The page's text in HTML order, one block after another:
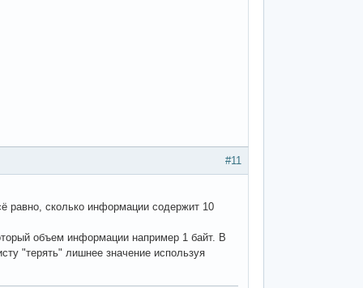
#11
равно, сколько информации содержит 10
объем информации например 1 байт. В
"терять" лишнее значение используя